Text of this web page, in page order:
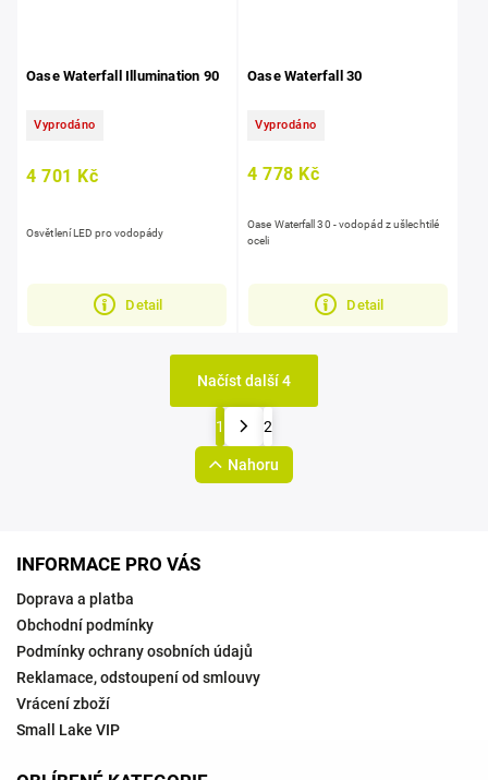
Oase Waterfall Illumination 90
Vyprodáno
4 701 Kč
Detail
Osvětlení LED pro vodopády
Oase Waterfall 30
Vyprodáno
4 778 Kč
Detail
Oase Waterfall 30 - vodopád z ušlechtilé
oceli
Načíst další 4
1 2
Nahoru
INFORMACE PRO VÁS
Doprava a platba
Obchodní podmínky
Podmínky ochrany osobních údajů
Reklamace, odstoupení od smlouvy
Vrácení zboží
Small Lake VIP